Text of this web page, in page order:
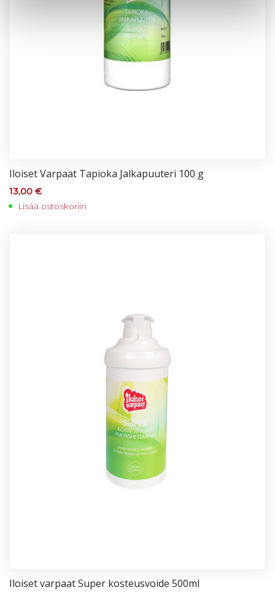
Iloi­set Var­paat Ta­pio­ka Jal­ka­puu­te­ri 100 g
13,00 €
Lisää ostoskoriin
Iloi­set var­paat Su­per kos­teus­voi­de 500ml